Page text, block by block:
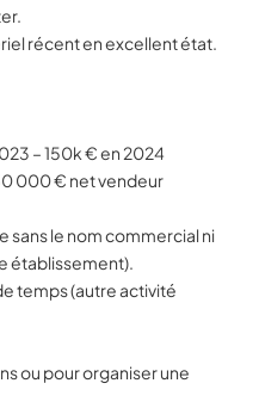
récent en excellent état.
– 150k € en 2024
000 € net vendeur
sans le nom commercial ni
établissement).
temps (autre activité
ou pour organiser une